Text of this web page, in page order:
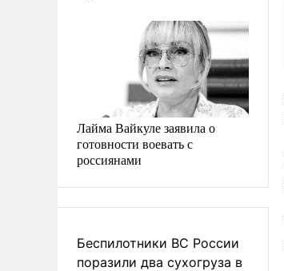
Лайма Вайкуле заявила о
готовности воевать с
россиянами
Беспилотники ВС России
поразили два сухогруза в